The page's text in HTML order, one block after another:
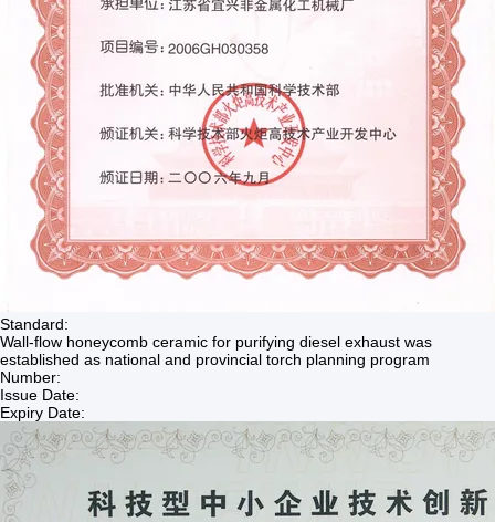
Standard:
Wall-flow honeycomb ceramic for purifying diesel exhaust was
established as national and provincial torch planning program
Number:
Issue Date:
Expiry Date: